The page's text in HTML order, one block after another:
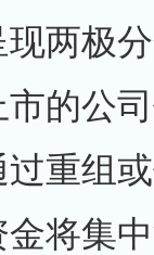
两极
的公
重组
将集